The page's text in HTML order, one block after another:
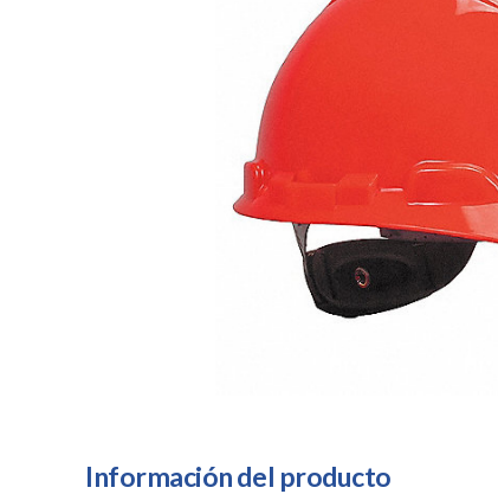
Información del producto